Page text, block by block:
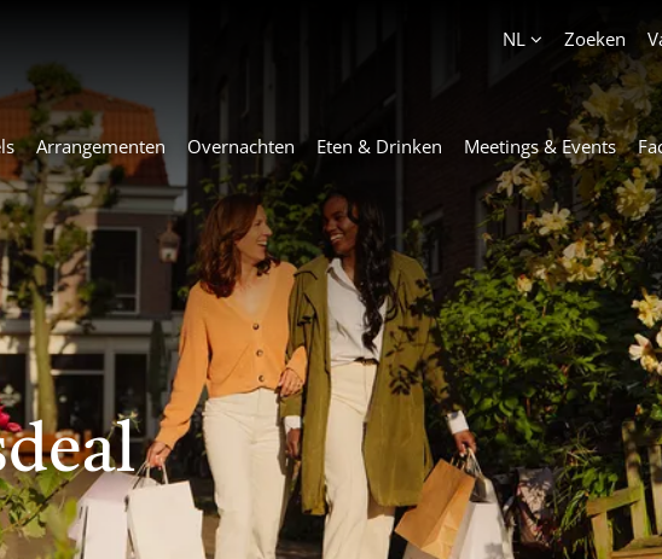
NL
Zoeken
Arrangementen Overnachten Eten & Drinken Meetings & Events